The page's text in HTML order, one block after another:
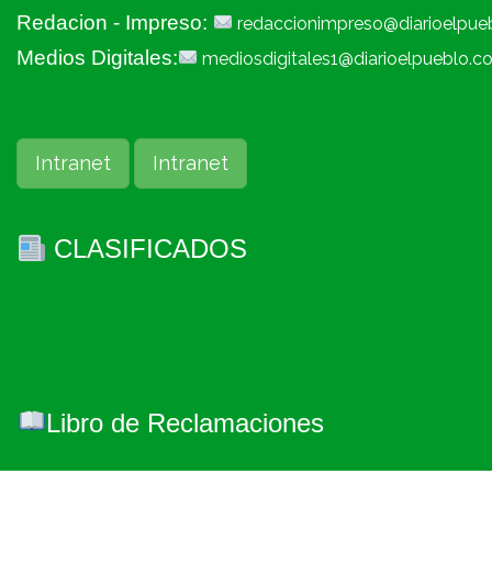
Redacion - Impreso:
Medios Digitales:
Intranet Intranet
CLASIFICADOS
Libro de Reclamaciones